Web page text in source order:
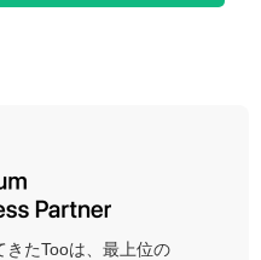
たTooは、最上位の